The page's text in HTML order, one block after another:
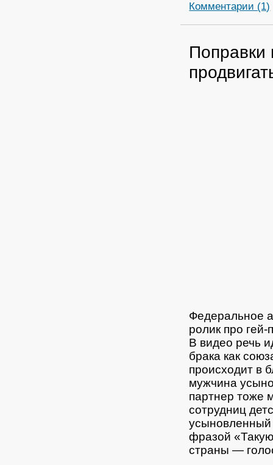
Комментарии (1)
Поправки
Федеральное
ролик про
В видео речь
брака как
происходит в
мужчина
партнер тоже
сотрудниц
фразой
страны —